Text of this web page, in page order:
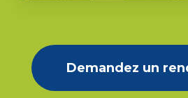
Demandez un